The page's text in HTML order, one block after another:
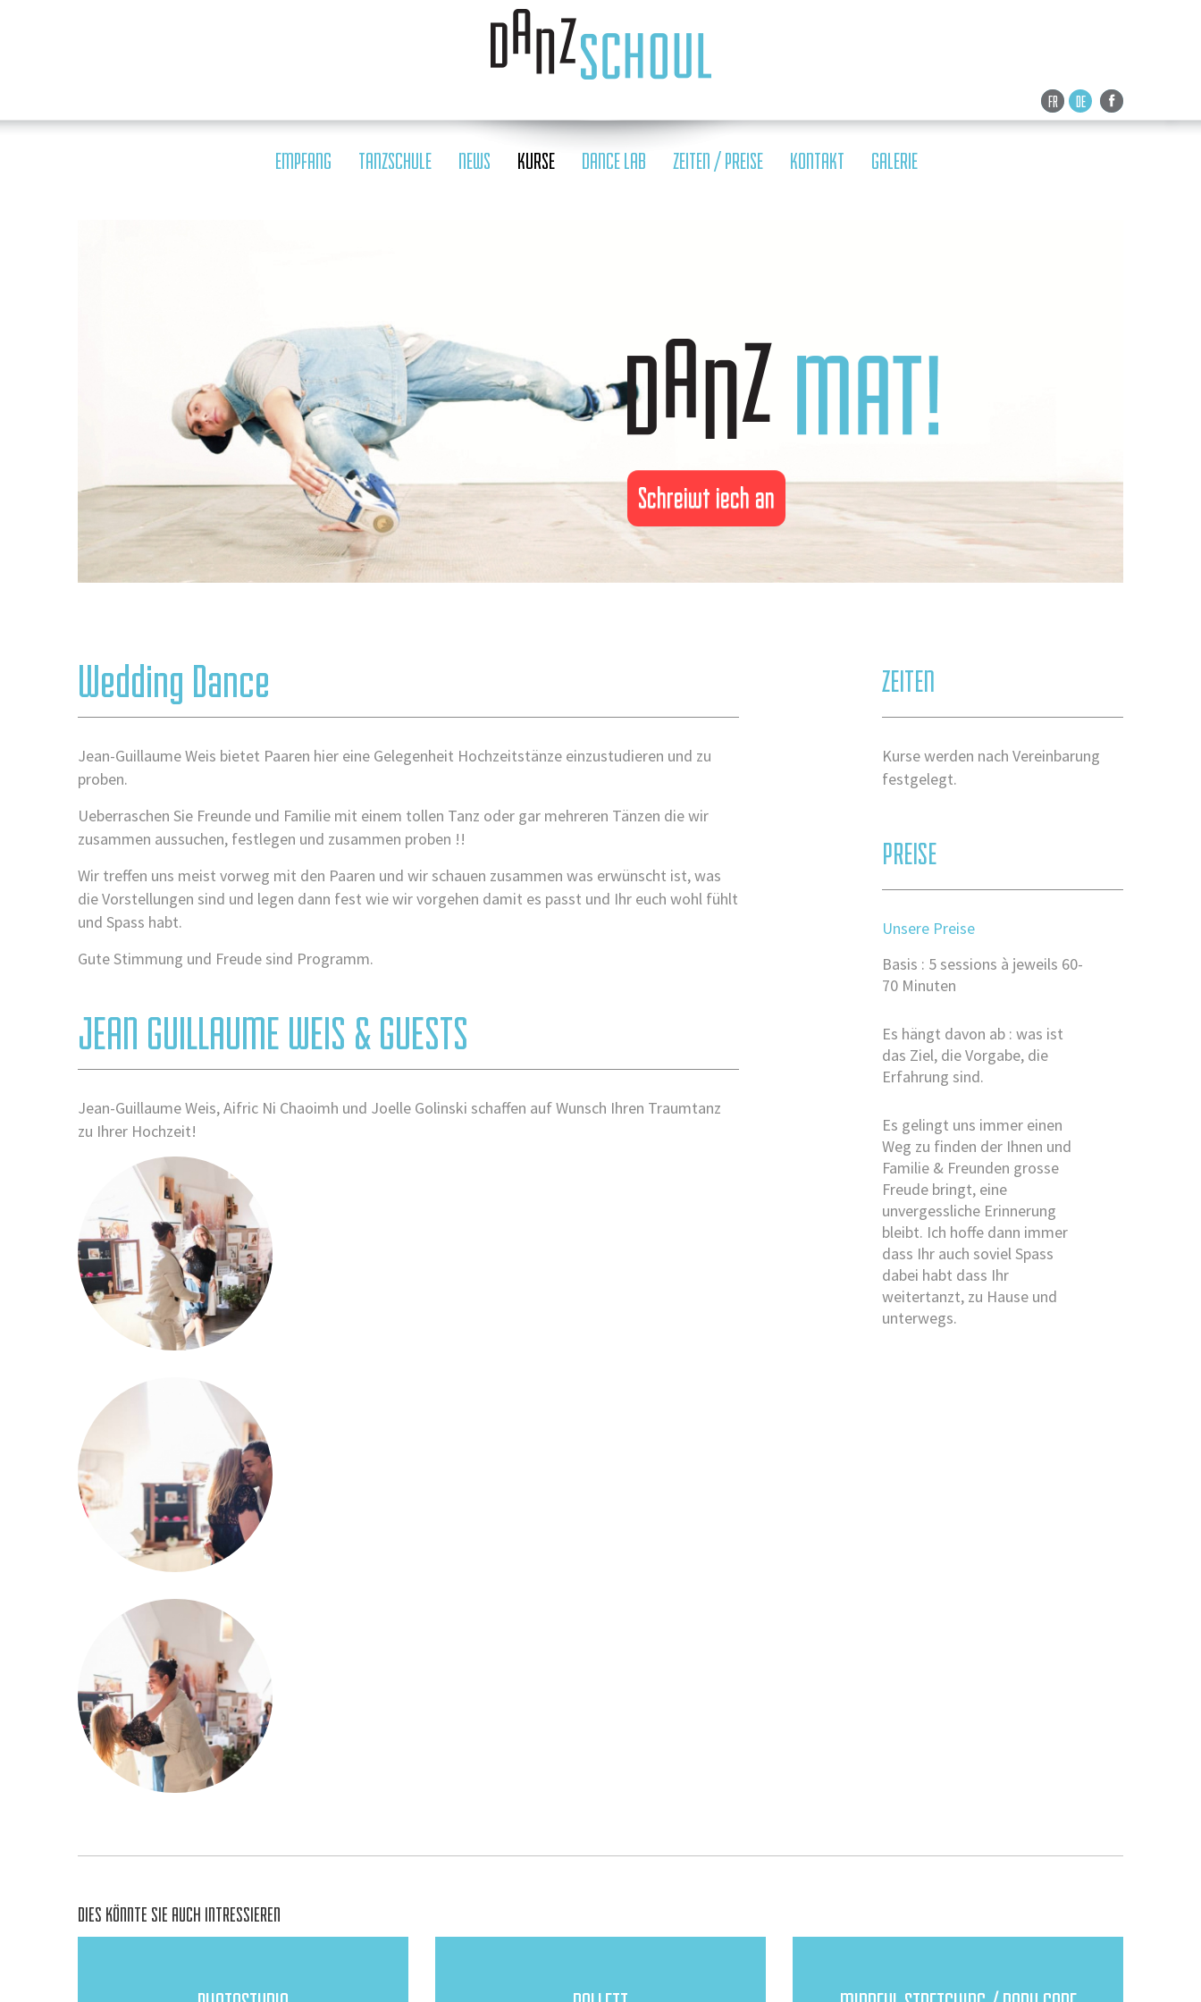
FR DE
EMPFANG TANZSCHULE NEWS KURSE DANCE LAB ZEITEN / PREISE KONTAKT GALERIE
Schreiwt iech an
Wedding Dance
Jean-Guillaume Weis bietet Paaren hier eine Gelegenheit Hochzeitstänze einzustudieren und zu
proben.
Ueberraschen Sie Freunde und Familie mit einem tollen Tanz oder gar mehreren Tänzen die wir
zusammen aussuchen, festlegen und zusammen proben !!
Wir treffen uns meist vorweg mit den Paaren und wir schauen zusammen was erwünscht ist, was
die Vorstellungen sind und legen dann fest wie wir vorgehen damit es passt und Ihr euch wohl fühlt
und Spass habt.
Gute Stimmung und Freude sind Programm.
JEAN GUILLAUME WEIS & GUESTS
Jean-Guillaume Weis, Aifric Ni Chaoimh und Joelle Golinski schaffen auf Wunsch Ihren Traumtanz
zu Ihrer Hochzeit!
ZEITEN
Kurse werden nach Vereinbarung
festgelegt.
PREISE
Unsere Preise
Basis : 5 sessions à jeweils 60-
70 Minuten
Es hängt davon ab : was ist
das Ziel, die Vorgabe, die
Erfahrung sind.
Es gelingt uns immer einen
Weg zu finden der Ihnen und
Familie & Freunden grosse
Freude bringt, eine
unvergessliche Erinnerung
bleibt. Ich hoffe dann immer
dass Ihr auch soviel Spass
dabei habt dass Ihr
weitertanzt, zu Hause und
unterwegs.
DIES KÖNNTE SIE AUCH INTRESSIEREN